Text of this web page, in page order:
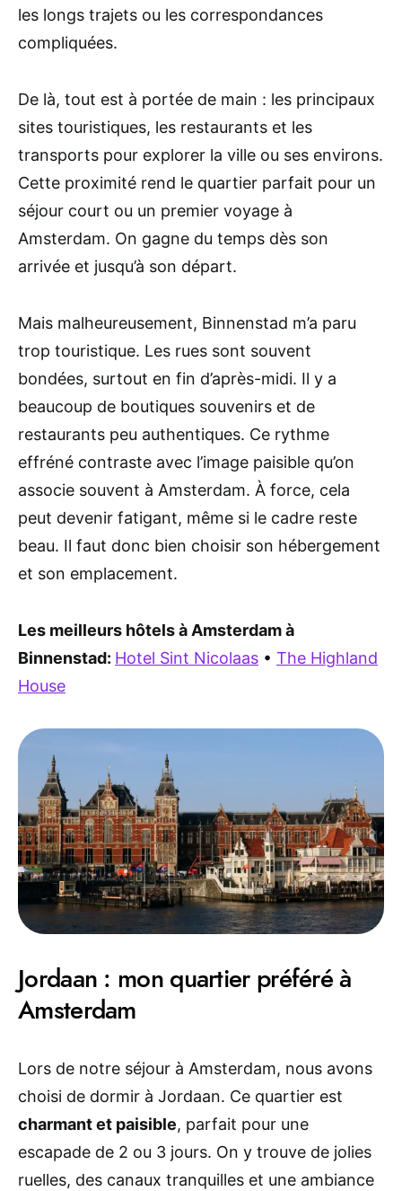
les longs trajets ou les correspondances
compliquées.
De là, tout est à portée de main : les principaux
sites touristiques, les restaurants et les
transports pour explorer la ville ou ses environs.
Cette proximité rend le quartier parfait pour un
séjour court ou un premier voyage à
Amsterdam. On gagne du temps dès son
arrivée et jusqu’à son départ.
Mais malheureusement, Binnenstad m’a paru
trop touristique. Les rues sont souvent
bondées, surtout en fin d’après-midi. Il y a
beaucoup de boutiques souvenirs et de
restaurants peu authentiques. Ce rythme
effréné contraste avec l’image paisible qu’on
associe souvent à Amsterdam. À force, cela
peut devenir fatigant, même si le cadre reste
beau. Il faut donc bien choisir son hébergement
et son emplacement.
Les meilleurs hôtels à Amsterdam à
Binnenstad: Hotel Sint Nicolaas • The Highland
House
Jordaan : mon quartier préféré à
Amsterdam
Lors de notre séjour à Amsterdam, nous avons
choisi de dormir à Jordaan. Ce quartier est
charmant et paisible, parfait pour une
escapade de 2 ou 3 jours. On y trouve de jolies
ruelles, des canaux tranquilles et une ambiance